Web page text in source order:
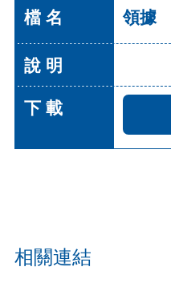
領據
相關連結